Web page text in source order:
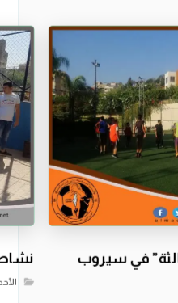
في سيروب